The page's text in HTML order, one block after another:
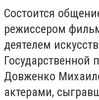
Состоится
режиссером
деятелем
Довженко
актерами,